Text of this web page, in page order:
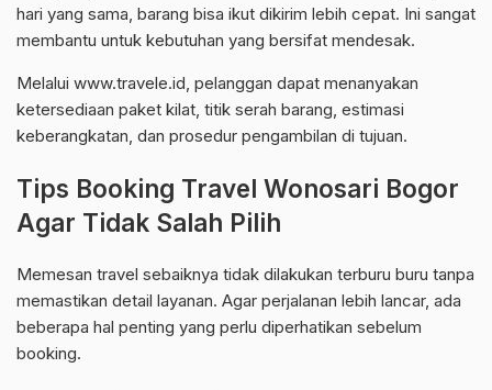
hari yang sama, barang bisa ikut dikirim lebih cepat. Ini sangat
membantu untuk kebutuhan yang bersifat mendesak.
Melalui www.travele.id, pelanggan dapat menanyakan
ketersediaan paket kilat, titik serah barang, estimasi
keberangkatan, dan prosedur pengambilan di tujuan.
Tips Booking Travel Wonosari Bogor
Agar Tidak Salah Pilih
Memesan travel sebaiknya tidak dilakukan terburu buru tanpa
memastikan detail layanan. Agar perjalanan lebih lancar, ada
beberapa hal penting yang perlu diperhatikan sebelum
booking.